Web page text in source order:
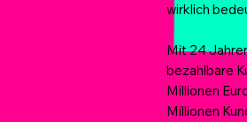
wirklich
Mit 24
bezahlbare
Millionen
Millionen